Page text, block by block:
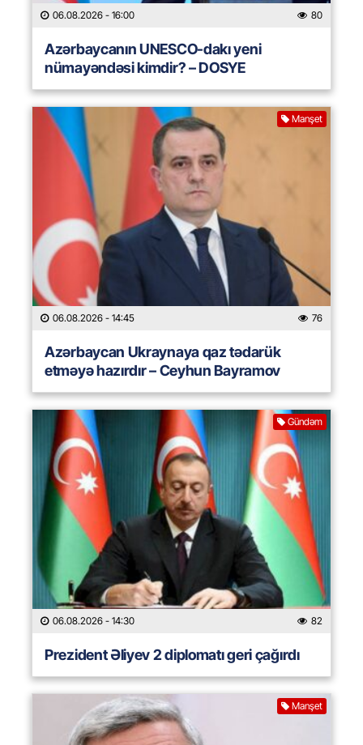
06.08.2026 - 16:00 80
Azərbaycanın UNESCO-dakı yeni
nümayəndəsi kimdir? – DOSYE
Manşet
06.08.2026 - 14:45 76
Azərbaycan Ukraynaya qaz tədarük
etməyə hazırdır – Ceyhun Bayramov
Gündəm
06.08.2026 - 14:30 82
Prezident Əliyev 2 diplomatı geri çağırdı
Manşet